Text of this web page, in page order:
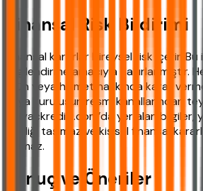
Finansal Risk Bildirimi
Finansal kararlar bireysel risk içerir. Bu
bilgilendirme amacıyla hazırlanmıştır.
ürün veya hizmet hakkında karar
veya kuruluşun resmi kanallarından
ihtiyackredisi.com’da yer alan bilgiler,
niteliği taşımaz ve kişisel finansal
olamaz.
Sonuç ve Öneriler